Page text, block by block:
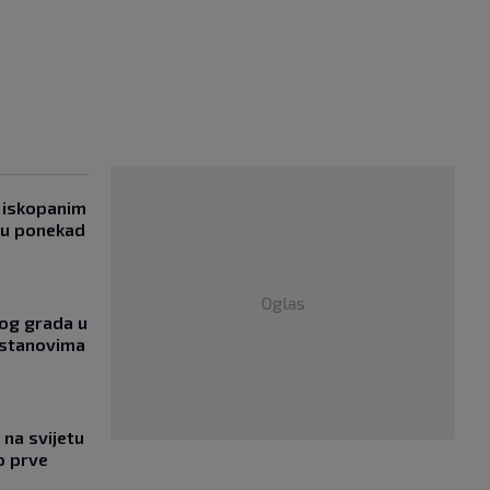
ponekad
grada u
svijetu
prve
Oglas